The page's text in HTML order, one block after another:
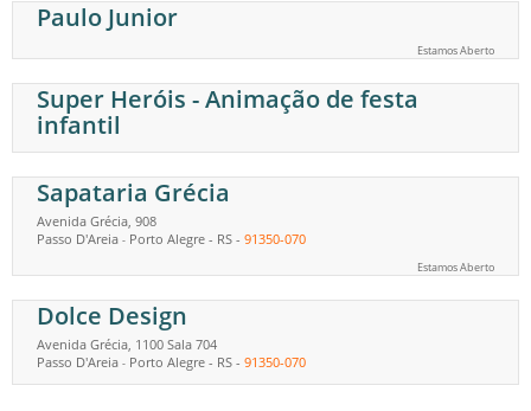
Paulo Junior
Estamos Aberto
Super Heróis - Animação de festa
infantil
Sapataria Grécia
Avenida Grécia, 908
Passo D'Areia - Porto Alegre - RS - 91350-070
Estamos Aberto
Dolce Design
Avenida Grécia, 1100 Sala 704
Passo D'Areia - Porto Alegre - RS - 91350-070